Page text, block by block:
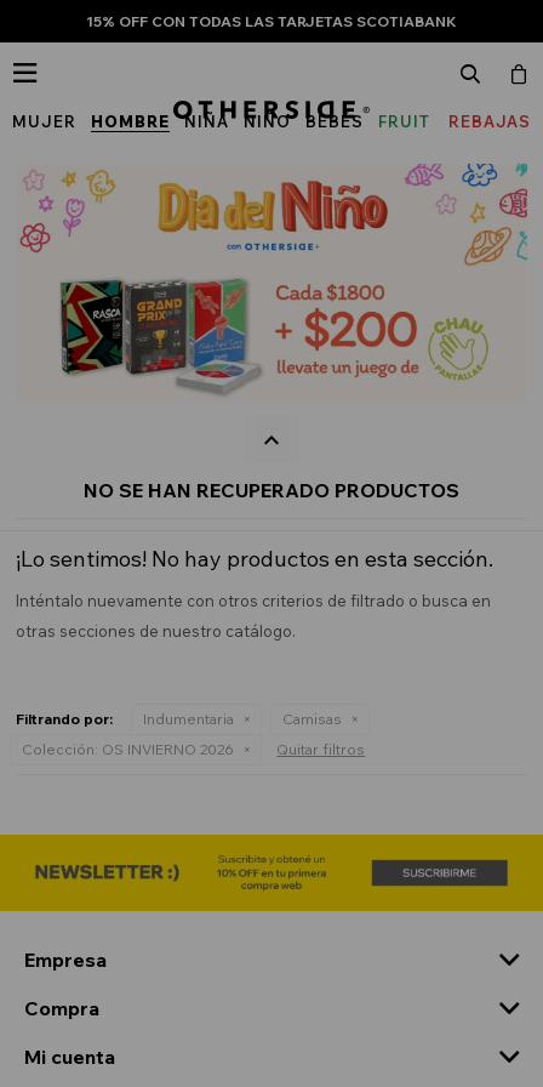
15% OFF CON TODAS LAS TARJETAS SCOTIABANK
MUJER HOMBRE NIÑA NIÑO BEBÉS
FRUIT
THE
LOOM
REBAJAS

NO SE HAN RECUPERADO PRODUCTOS
¡Lo sentimos! No hay productos en esta sección.
Inténtalo nuevamente con otros criterios de filtrado o busca en
otras secciones de nuestro catálogo.
Filtrando por: Indumentaria
Camisas
Colección: OS INVIERNO 2026 Quitar filtros
Empresa
Compra
Mi cuenta